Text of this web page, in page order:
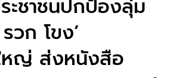
ะชาชนปกป้องลุ่ม
วก โขง’
หญ่ ส่งหนังสือ